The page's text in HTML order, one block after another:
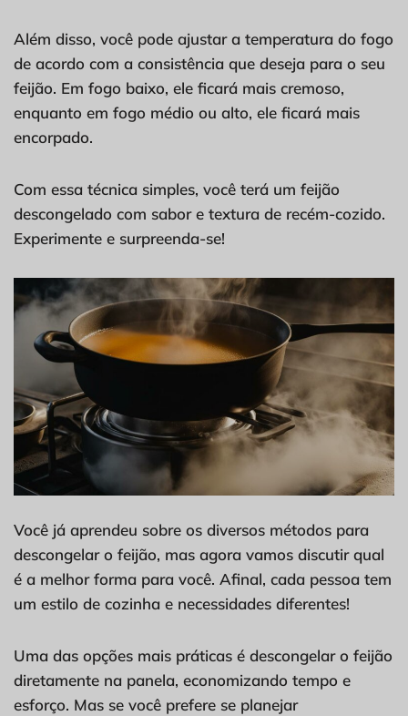
Além disso, você pode ajustar a temperatura do fogo
de acordo com a consistência que deseja para o seu
feijão. Em fogo baixo, ele ficará mais cremoso,
enquanto em fogo médio ou alto, ele ficará mais
encorpado.
Com essa técnica simples, você terá um feijão
descongelado com sabor e textura de recém-cozido.
Experimente e surpreenda-se!
Você já aprendeu sobre os diversos métodos para
descongelar o feijão, mas agora vamos discutir qual
é a melhor forma para você. Afinal, cada pessoa tem
um estilo de cozinha e necessidades diferentes!
Uma das opções mais práticas é descongelar o feijão
diretamente na panela, economizando tempo e
esforço. Mas se você prefere se planejar